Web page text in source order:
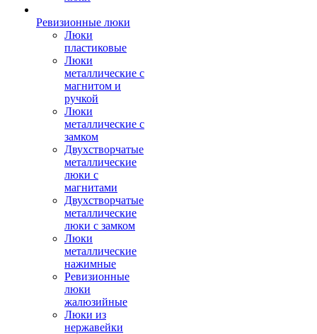
Ревизионные люки
Люки
пластиковые
Люки
металлические с
магнитом и
ручкой
Люки
металлические с
замком
Двухстворчатые
металлические
люки с
магнитами
Двухстворчатые
металлические
люки с замком
Люки
металлические
нажимные
Ревизионные
люки
жалюзийные
Люки из
нержавейки